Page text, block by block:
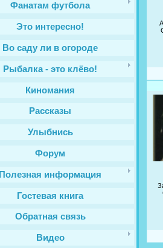
Фанатам футбола
Это интересно!
Во саду ли в огороде
Рыбалка - это клёво!
Киномания
Рассказы
Улыбнись
Форум
Полезная информация
Гостевая книга
Обратная связь
Видео